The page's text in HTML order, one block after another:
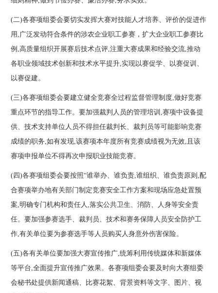
(二)各赛项组委会要切实发挥大赛对技能人才培养、评价的促进作
用,广泛发动符合条件的涉农企业职工参赛，扩大企业职工参赛比
例,高质量组织开展赛后技术点评,注重大赛成果和经验交流,推动
各职业领域技术创新和技术水平提升,实现以赛促学、以赛促训、
以赛促建。
(三)各赛项组委会要建立健全竞赛全过程监督管理制度,做好竞赛
重点环节的指导工作。要加强裁判人员的管理培训,赛项中设备提
供、技术支持单位人员不得担任裁判长、裁判员等可能影响竞赛
成绩的职务,如有发现,该赛项本年度所有竞赛成绩视为无效,且该
赛项申报单位不得再次申报职业技能竞赛。
(四)各赛项组委会要按照“谁举办、谁负责,谁组织、谁负责原则,配
合赛项举办地有关部门制定竞赛安全工作方案和现场应急处置预
案,明确专门机构和责任人,落实公共卫生、消防、人身等安全责
任。要加强参赛选手、裁判员、技术和赛务保障人员安全防护工
作,有关单位要为参赛选手等人员购买人身意外伤害保险。
(五)各有关单位要加强大赛宣传推广,统筹利用传统媒体和新媒体
等平台,全面提升宣传推广效果。各赛项组委会要及时向大赛组委
会秘书处提供新闻通稿、比赛花絮、背景资料等文字、图片、视